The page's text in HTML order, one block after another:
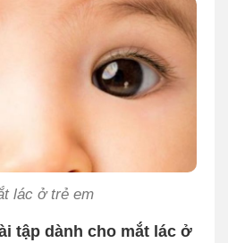
lác ở trẻ em
tập dành cho mắt lác ở